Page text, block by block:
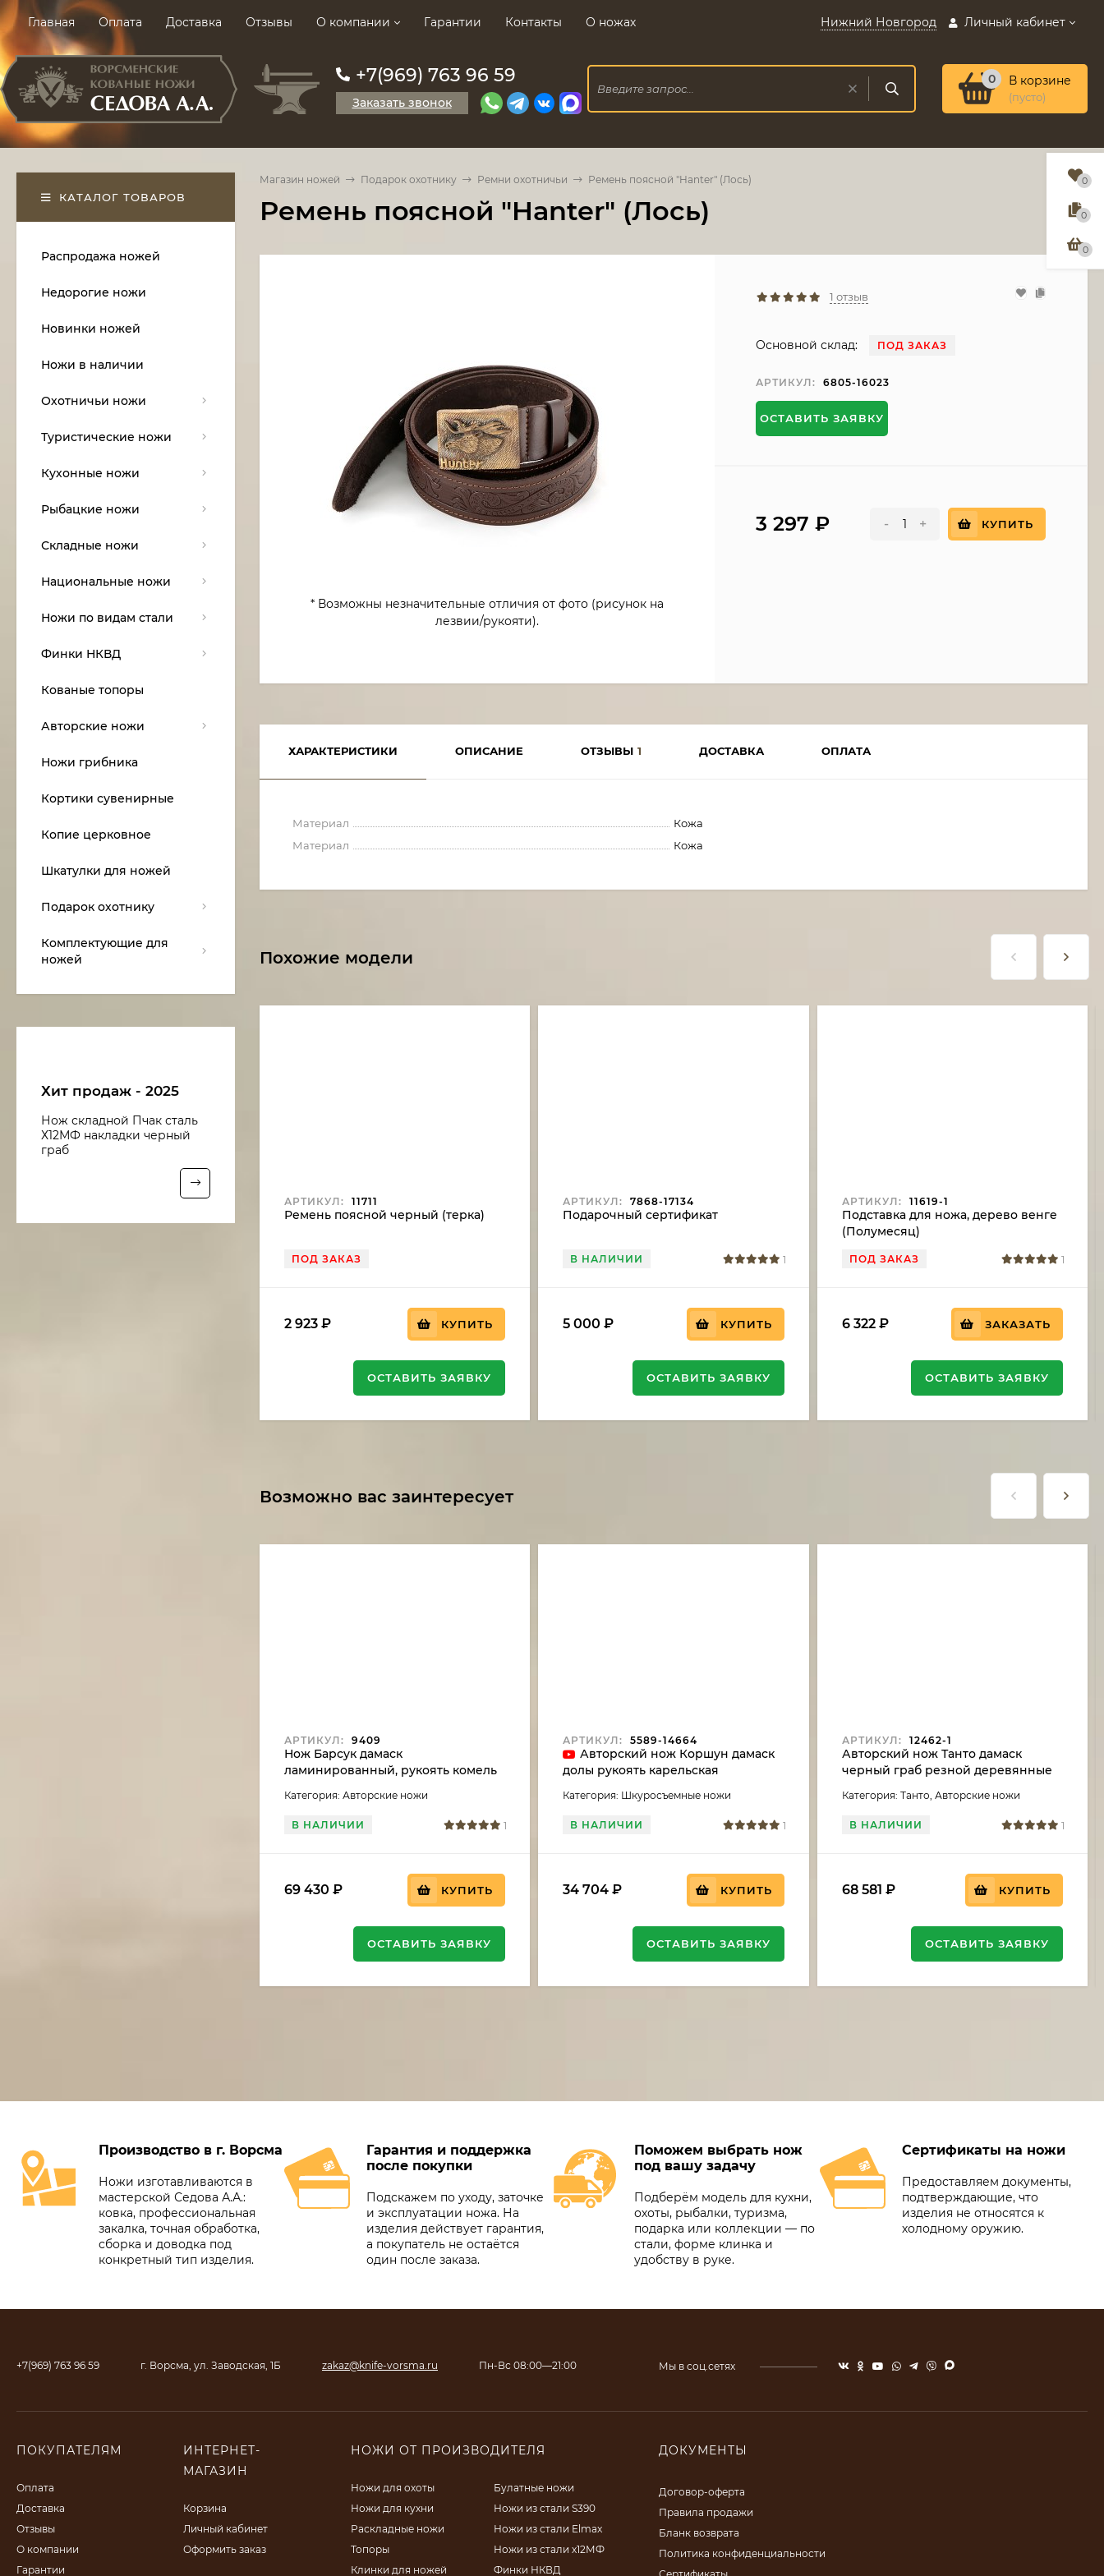
Главная Оплата Доставка Отзывы О компании Гарантии Контакты О ножах Нижний Новгород Личный кабинет
+7(969) 763 96 59
Заказать звонок
0 В корзине
(пусто)
Магазин ножей Подарок охотнику Ремни охотничьи Ремень поясной "Hanter" (Лось)
Ремень поясной "Hanter" (Лось)
* Возможны незначительные отличия от фото (рисунок на
лезвии/рукояти).
1 отзыв
Основной склад: ПОД ЗАКАЗ
АРТИКУЛ: 6805-16023
ОСТАВИТЬ ЗАЯВКУ
3 297₽ - + КУПИТЬ
ХАРАКТЕРИСТИКИ ОПИСАНИЕ ОТЗЫВЫ 1 ДОСТАВКА ОПЛАТА
Материал
Кожа
Материал
Кожа
Похожие модели
АРТИКУЛ: 11711
Ремень поясной черный (терка)
ПОД ЗАКАЗ
2 923 ₽ КУПИТЬ
ОСТАВИТЬ ЗАЯВКУ
АРТИКУЛ: 7868-17134
Подарочный сертификат
В НАЛИЧИИ 1
5 000₽ КУПИТЬ
ОСТАВИТЬ ЗАЯВКУ
АРТИКУЛ: 11619-1
Подставка для ножа, дерево венге
(Полумесяц)
ПОД ЗАКАЗ 1
6 322 ₽ ЗАКАЗАТЬ
ОСТАВИТЬ ЗАЯВКУ
Возможно вас заинтересует
АРТИКУЛ: 9409
Нож Барсук дамаск
ламинированный, рукоять комель
коричневый, мокуме-гане
Категория: Авторские ножи
В НАЛИЧИИ 1
69 430 ₽ КУПИТЬ
ОСТАВИТЬ ЗАЯВКУ
АРТИКУЛ: 5589-14664
Авторский нож Коршун дамаск
долы рукоять карельская
инкрустацией
Категория: Шкуросъемные ножи
В НАЛИЧИИ 1
34 704₽ КУПИТЬ
ОСТАВИТЬ ЗАЯВКУ
АРТИКУЛ: 12462-1
Авторский нож Танто дамаск
черный граб резной деревянные
Категория: Танто, Авторские ножи
В НАЛИЧИИ 1
68 581 ₽ КУПИТЬ
ОСТАВИТЬ ЗАЯВКУ
КАТАЛОГ ТОВАРОВ
Распродажа ножей
Недорогие ножи
Новинки ножей
Ножи в наличии
Охотничьи ножи
Туристические ножи
Кухонные ножи
Рыбацкие ножи
Складные ножи
Национальные ножи
Ножи по видам стали
Финки НКВД
Кованые топоры
Авторские ножи
Ножи грибника
Кортики сувенирные
Копие церковное
Шкатулки для ножей
Подарок охотнику
Комплектующие для
ножей
Хит продаж - 2025
Нож складной Пчак сталь
Х12МФ накладки черный
граб
Производство в г. Ворсма
Ножи изготавливаются в
мастерской Седова А.А.:
ковка, профессиональная
закалка, точная обработка,
сборка и доводка под
конкретный тип изделия.
Гарантия и поддержка
после покупки
Подскажем по уходу, заточке
и эксплуатации ножа. На
изделия действует гарантия,
а покупатель не остаётся
один после заказа.
Поможем выбрать нож
под вашу задачу
Подберём модель для кухни,
охоты, рыбалки, туризма,
подарка или коллекции — по
стали, форме клинка и
удобству в руке.
Сертификаты на ножи
Предоставляем документы,
подтверждающие, что
изделия не относятся к
холодному оружию.
+7(969) 763 96 59 г. Ворсма, ул. Заводская, 1Б zakaz@knife-vorsma.ru Пн-Вс 08:00—21:00 Мы в соц.сетях
ПОКУПАТЕЛЯМ
Оплата
Доставка
Отзывы
О компании
Гарантии
ИНТЕРНЕТ-
МАГАЗИН
Корзина
Личный кабинет
Оформить заказ
НОЖИ ОТ ПРОИЗВОДИТЕЛЯ
Ножи для охоты
Ножи для кухни
Раскладные ножи
Топоры
Клинки для ножей
Булатные ножи
Ножи из стали S390
Ножи из стали Elmax
Ножи из стали х12МФ
Финки НКВД
ДОКУМЕНТЫ
Договор-оферта
Правила продажи
Бланк возврата
Политика конфиденциальности
0
0
0